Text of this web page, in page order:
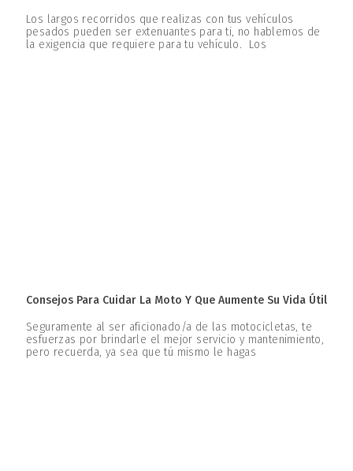
Los largos recorridos que realizas con tus vehículos
pesados pueden ser extenuantes para ti, no hablemos de
la exigencia que requiere para tu vehículo. Los
Consejos Para Cuidar La Moto Y Que Aumente Su Vida Útil
Seguramente al ser aficionado/a de las motocicletas, te
esfuerzas por brindarle el mejor servicio y mantenimiento,
pero recuerda, ya sea que tú mismo le hagas